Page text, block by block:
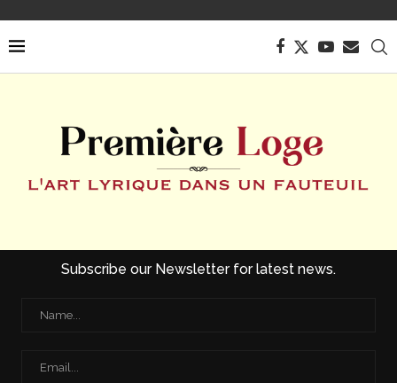
Subscribe our Newsletter for latest news.